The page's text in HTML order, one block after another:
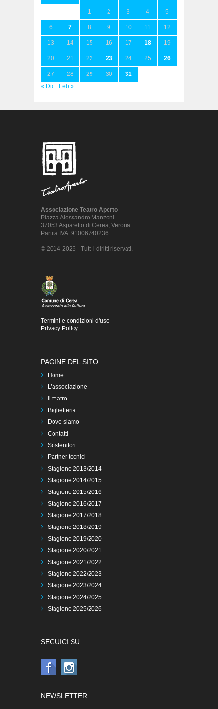
1 2 3 4 5
6 7 8 9 10 11 12
13 14 15 16 17 18 19
20 21 22 23 24 25 26
27 28 29 30
31
« Dic
Feb »
Associazione Teatro Aperto
Piazza Alessandro Manzoni
37053 Asparetto di Cerea, Verona
Partita IVA: 91006740236
© 2014-2026 - Tutti i diritti riservati.
Termini e condizioni d'uso
Privacy Policy
PAGINE DEL SITO
Home
L’associazione
Il teatro
Biglietteria
Dove siamo
Contatti
Sostenitori
Partner tecnici
Stagione 2013/2014
Stagione 2014/2015
Stagione 2015/2016
Stagione 2016/2017
Stagione 2017/2018
Stagione 2018/2019
Stagione 2019/2020
Stagione 2020/2021
Stagione 2021/2022
Stagione 2022/2023
Stagione 2023/2024
Stagione 2024/2025
Stagione 2025/2026
SEGUICI SU:
NEWSLETTER